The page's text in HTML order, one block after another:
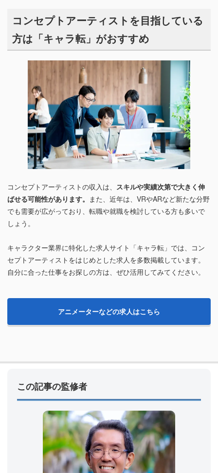
コンセプトアーティストを目指している
方は「キャラ転」がおすすめ
コンセプトアーティストの収入は、 スキルや実績次第で大きく伸
ばせる可能性があります。 また、近年は、VRやARなど新たな分野
でも需要が広がっており、転職や就職を検討している方も多いで
しょう。
キャラクター業界に特化した求人サイト「キャラ転」では、コン
セプトアーティストをはじめとした求人を多数掲載しています。
自分に合った仕事をお探しの方は、ぜひ活用してみてください。
アニメーターなどの求人はこちら
この記事の監修者